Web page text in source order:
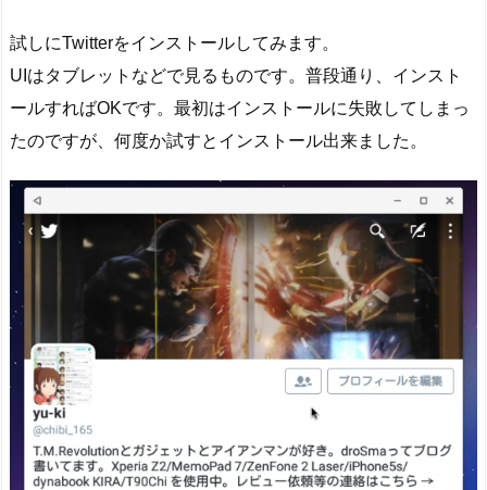
試しにTwitterをインストールしてみます。
UIはタブレットなどで見るものです。普段通り、インスト
ールすればOKです。最初はインストールに失敗してしまっ
たのですが、何度か試すとインストール出来ました。